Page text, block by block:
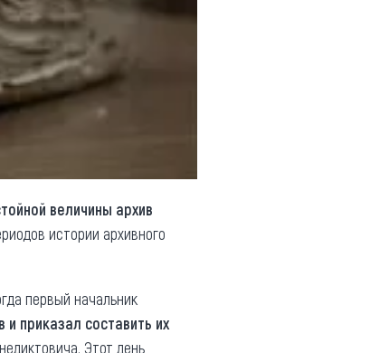
величины архив
истории архивного
первый начальник
приказал составить их
Этот день